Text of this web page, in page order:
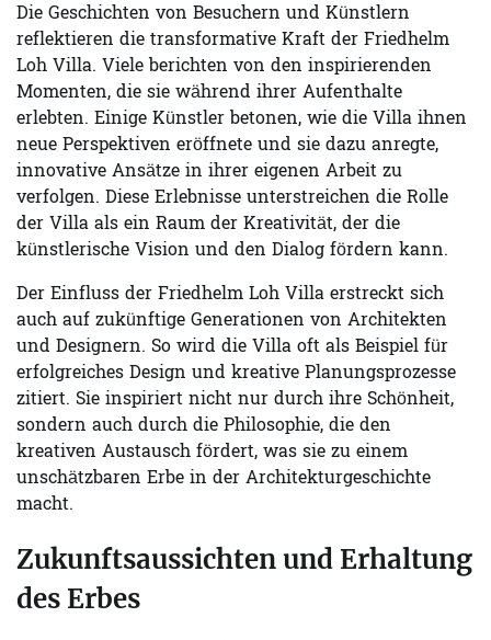
Die Geschichten von Besuchern und Künstlern
reflektieren die transformative Kraft der Friedhelm
Loh Villa. Viele berichten von den inspirierenden
Momenten, die sie während ihrer Aufenthalte
erlebten. Einige Künstler betonen, wie die Villa ihnen
neue Perspektiven eröffnete und sie dazu anregte,
innovative Ansätze in ihrer eigenen Arbeit zu
verfolgen. Diese Erlebnisse unterstreichen die Rolle
der Villa als ein Raum der Kreativität, der die
künstlerische Vision und den Dialog fördern kann.
Der Einfluss der Friedhelm Loh Villa erstreckt sich
auch auf zukünftige Generationen von Architekten
und Designern. So wird die Villa oft als Beispiel für
erfolgreiches Design und kreative Planungsprozesse
zitiert. Sie inspiriert nicht nur durch ihre Schönheit,
sondern auch durch die Philosophie, die den
kreativen Austausch fördert, was sie zu einem
unschätzbaren Erbe in der Architekturgeschichte
macht.
Zukunftsaussichten und Erhaltung
des Erbes